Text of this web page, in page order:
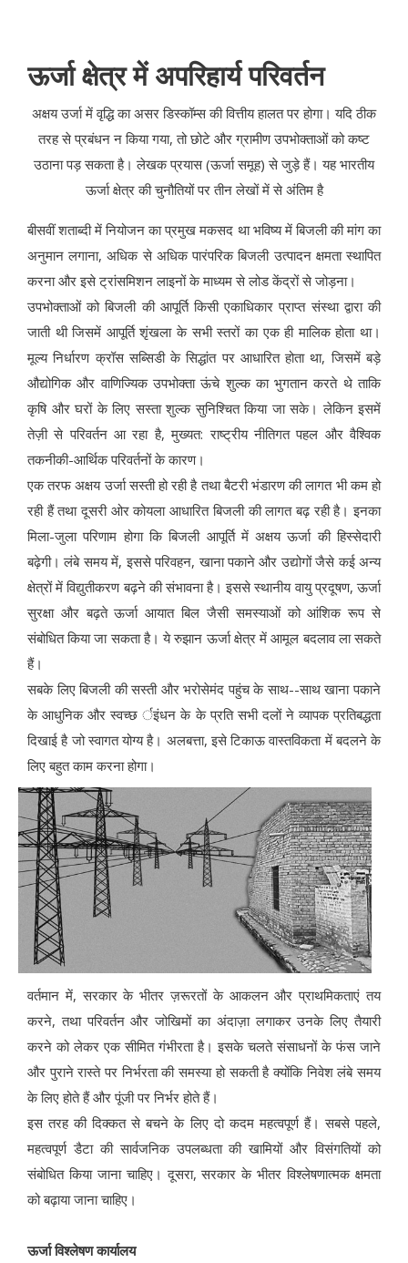
ऊर्जा क्षेत्र में अपरिहार्य परिवर्तन
अक्षय उर्जा में वृद्धि का असर डिस्कॉम्स की वित्तीय हालत पर होगा। यदि ठीक
तरह से प्रबंधन न किया गया, तो छोटे और ग्रामीण उपभोक्ताओं को कष्ट
उठाना पड़ सकता है। लेखक प्रयास (ऊर्जा समूह) से जुड़े हैं। यह भारतीय
ऊर्जा क्षेत्र की चुनौतियों पर तीन लेखों में से अंतिम है
बीसवीं शताब्दी में नियोजन का प्रमुख मकसद था भविष्य में बिजली की मांग का
अनुमान लगाना, अधिक से अधिक पारंपरिक बिजली उत्पादन क्षमता स्थापित
करना और इसे ट्रांसमिशन लाइनों के माध्यम से लोड केंद्रों से जोड़ना।
उपभोक्ताओं को बिजली की आपूर्ति किसी एकाधिकार प्राप्त संस्था द्वारा की
जाती थी जिसमें आपूर्ति शृंखला के सभी स्तरों का एक ही मालिक होता था।
मूल्य निर्धारण क्रॉस सब्सिडी के सिद्धांत पर आधारित होता था, जिसमें बड़े
औद्योगिक और वाणिज्यिक उपभोक्ता ऊंचे शुल्क का भुगतान करते थे ताकि
कृषि और घरों के लिए सस्ता शुल्क सुनिश्चित किया जा सके। लेकिन इसमें
तेज़ी से परिवर्तन आ रहा है, मुख्यत: राष्ट्रीय नीतिगत पहल और वैश्विक
तकनीकी-आर्थिक परिवर्तनों के कारण।
एक तरफ अक्षय उर्जा सस्ती हो रही है तथा बैटरी भंडारण की लागत भी कम हो
रही हैं तथा दूसरी ओर कोयला आधारित बिजली की लागत बढ़ रही है। इनका
मिला-जुला परिणाम होगा कि बिजली आपूर्ति में अक्षय ऊर्जा की हिस्सेदारी
बढ़ेगी। लंबे समय में, इससे परिवहन, खाना पकाने और उद्योगों जैसे कई अन्य
क्षेत्रों में विद्युतीकरण बढ़ने की संभावना है। इससे स्थानीय वायु प्रदूषण, ऊर्जा
सुरक्षा और बढ़ते ऊर्जा आयात बिल जैसी समस्याओं को आंशिक रूप से
संबोधित किया जा सकता है। ये रुझान ऊर्जा क्षेत्र में आमूल बदलाव ला सकते
हैं।
सबके लिए बिजली की सस्ती और भरोसेमंद पहुंच के साथ--साथ खाना पकाने
के आधुनिक और स्वच्छ र्इंधन के के प्रति सभी दलों ने व्यापक प्रतिबद्धता
दिखाई है जो स्वागत योग्य है। अलबत्ता, इसे टिकाऊ वास्तविकता में बदलने के
लिए बहुत काम करना होगा।
वर्तमान में, सरकार के भीतर ज़रूरतों के आकलन और प्राथमिकताएं तय
करने, तथा परिवर्तन और जोखिमों का अंदाज़ा लगाकर उनके लिए तैयारी
करने को लेकर एक सीमित गंभीरता है। इसके चलते संसाधनों के फंस जाने
और पुराने रास्ते पर निर्भरता की समस्या हो सकती है क्योंकि निवेश लंबे समय
के लिए होते हैं और पूंजी पर निर्भर होते हैं।
इस तरह की दिक्कत से बचने के लिए दो कदम महत्वपूर्ण हैं। सबसे पहले,
महत्वपूर्ण डैटा की सार्वजनिक उपलब्धता की खामियों और विसंगतियों को
संबोधित किया जाना चाहिए। दूसरा, सरकार के भीतर विश्लेषणात्मक क्षमता
को बढ़ाया जाना चाहिए।
ऊर्जा विश्लेषण कार्यालय